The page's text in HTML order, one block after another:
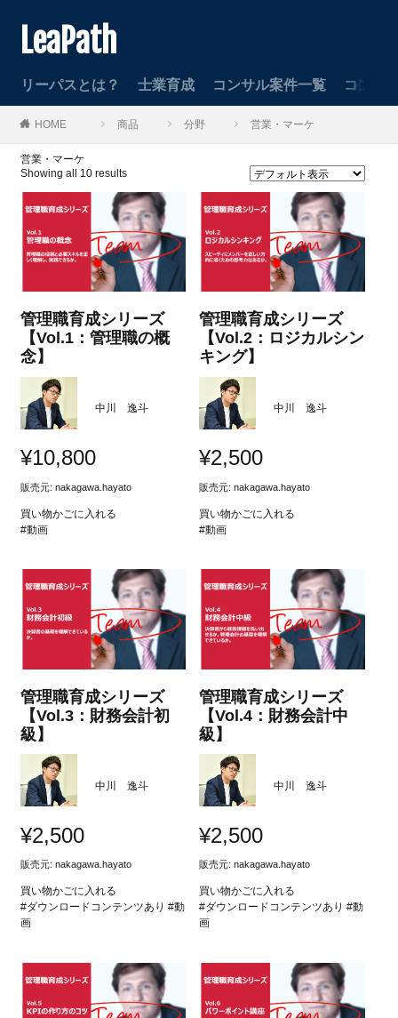
LeaPath
リーパスとは？ 士業育成 コンサル案件一覧 コンサ
HOME 商品 分野 営業・マーケ
営業・マーケ
Showing all 10 results
管理職育成シリーズ
【Vol.1：管理職の概
念】
中川 逸斗
¥10,800
販売元: nakagawa.hayato
買い物かごに入れる
#動画
管理職育成シリーズ
【Vol.2：ロジカルシン
キング】
中川 逸斗
¥2,500
販売元:nakagawa.hayato
買い物かごに入れる
#動画
管理職育成シリーズ
【Vol.3：財務会計初
級】
中川 逸斗
¥2,500
販売元: nakagawa.hayato
買い物かごに入れる
#ダウンロードコンテンツあり #動
画
管理職育成シリーズ
【Vol.4：財務会計中
級】
中川 逸斗
¥2,500
販売元:nakagawa.hayato
買い物かごに入れる
#ダウンロードコンテンツあり #動
画